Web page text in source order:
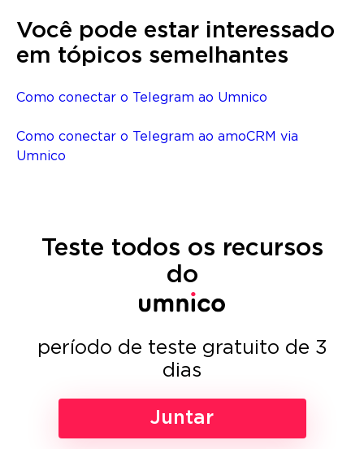
Você pode estar interessado
em tópicos semelhantes
Como conectar o Telegram ao Umnico
Como conectar o Telegram ao amoCRM via
Umnico
Teste todos os recursos
do
período de teste gratuito de 3
dias
Juntar